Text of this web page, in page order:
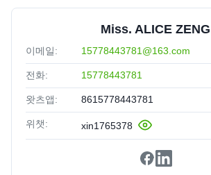
Miss. ALICE ZENG
이메일: 15778443781@163.com
전화: 15778443781
왓츠앱: 8615778443781
위챗: xin1765378